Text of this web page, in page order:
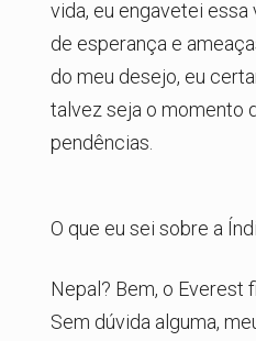
vida, eu engavetei
de esperança e
do meu desejo, eu
talvez seja o momento
pendências.
O que eu sei sobre a
Nepal? Bem, o Everest
Sem dúvida alguma,